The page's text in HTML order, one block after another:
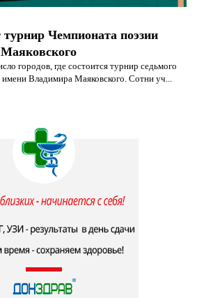
турнир Чемпионата поэзии
городов, где состоится турнир седьмого
имени Владимира Маяковского. Сотни уч...